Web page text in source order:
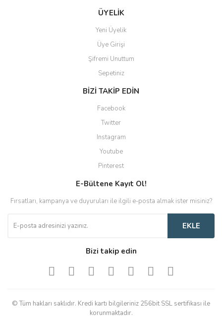
ÜYELİK
Yeni Üyelik
Üye Girişi
Şifremi Unuttum
Sepetiniz
BİZİ TAKİP EDİN
Facebook
Twitter
Instagram
Youtube
Pinterest
E-Bültene Kayıt Ol!
Fırsatları, kampanya ve duyuruları ile ilgili e-posta almak ister misiniz?
EKLE
Bizi takip edin
© Tüm hakları saklıdır. Kredi kartı bilgileriniz 256bit SSL sertifikası ile
korunmaktadır.